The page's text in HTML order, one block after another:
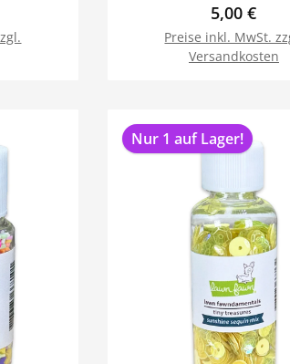
Regulärer
5,00 €
Preise inkl. MwSt.
Versandkosten
Nur 1 auf Lager!